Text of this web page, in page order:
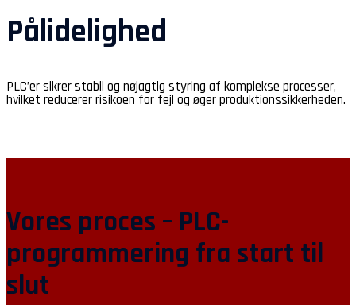
Pålidelighed
PLC’er sikrer stabil og nøjagtig styring af komplekse processer,
hvilket reducerer risikoen for fejl og øger produktionssikkerheden.
Vores proces – PLC-
programmering fra start til
slut